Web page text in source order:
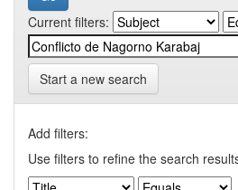
Current filters:
Start a new search
Add filters:
Use filters to refine the search